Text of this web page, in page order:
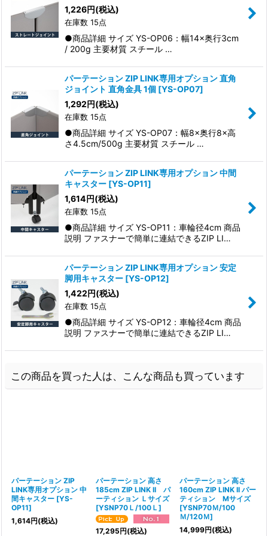
1,226円(税込)
在庫数 15点
●商品詳細 サイズ YS-OP06：幅14×奥行3cm
/ 200g 主要材質 スチール …
パーテーション ZIP LINK専用オプション 直角
ジョイント 直角金具 1個 [YS-OP07]
1,292円(税込)
在庫数 15点
●商品詳細 サイズ YS-OP07：幅8×奥行8×高
さ4.5cm/500g 主要材質 スチール …
パーテーション ZIP LINK専用オプション 中間
キャスター [YS-OP11]
1,614円(税込)
在庫数 15点
●商品詳細 サイズ YS-OP11：車輪径4cm 商品
説明 ファスナーで簡単に連結できるZIP LI…
パーテーション ZIP LINK専用オプション 安定
脚用キャスター [YS-OP12]
1,422円(税込)
在庫数 15点
●商品詳細 サイズ YS-OP12：車輪径4cm 商品
説明 ファスナーで簡単に連結できるZIP LI…
この商品を買った人は、こんな商品も買っています
パーテーション ZIP
LINK専用オプション 中
間キャスター [YS-
OP11]
1,614円(税込)
パーテーション 高さ
185cm ZIP LINK II パ
ーティション Ｌサイズ
[YSNP70Ｌ/100Ｌ ]
17,295円(税込)
パーテーション 高さ
160cm ZIP LINK II パー
ティション Mサイズ
[YSNP70Ｍ/100
Ｍ/120Ｍ]
14,999円(税込)